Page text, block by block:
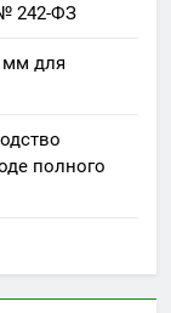
242-ФЗ
мм для
полного